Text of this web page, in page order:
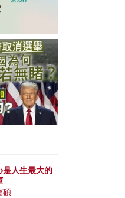
是人生最大的
碩